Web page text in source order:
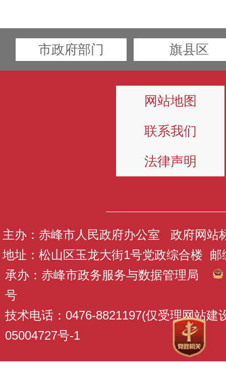
市政府部门 旗县区
网站地图
联系我们
法律声明
主办：赤峰市人民政府办公室 政府网站
地址：松山区玉龙大街1号党政综合楼 邮
承办：赤峰市政务服务与数据管理局
号
技术电话：0476-8821197(仅受理网站建
05004727号-1